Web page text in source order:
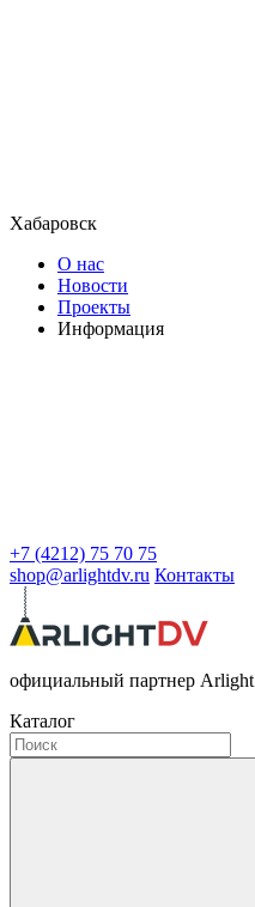
Хабаровск
О нас
Новости
Проекты
Информация
+7 (4212) 75 70 75
shop@arlightdv.ru Контакты
официальный партнер Arlight
Каталог